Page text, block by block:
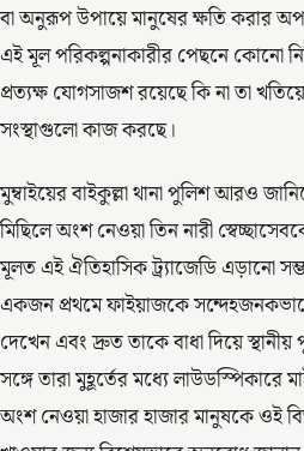
বা অনুরূপ উপায়ে মানুষের ক্ষতি করার
এই মূল পরিকল্পনাকারীর পেছনে কোনো
প্রত্যক্ষ যোগসাজশ রয়েছে কি না তা
সংস্থাগুলো কাজ করছে।
মুম্বাইয়ের বাইকুল্লা থানা পুলিশ আরও
মিছিলে অংশ নেওয়া তিন নারী
মূলত এই ঐতিহাসিক ট্র্যাজেডি এড়ানো
একজন প্রথমে ফাইয়াজকে
দেখেন এবং দ্রুত তাকে বাধা দিয়ে
সঙ্গে তারা মুহূর্তের মধ্যে লাউডস্পিকারে
অংশ নেওয়া হাজার হাজার মানুষকে ওই